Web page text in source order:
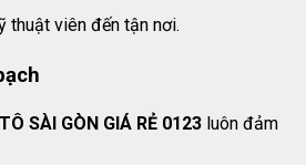
thuật viên đến tận nơi.
SÀI GÒN GIÁ RẺ 0123 luôn đảm